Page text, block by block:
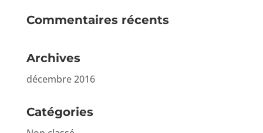
Commentaires récents
Archives
décembre 2016
Catégories